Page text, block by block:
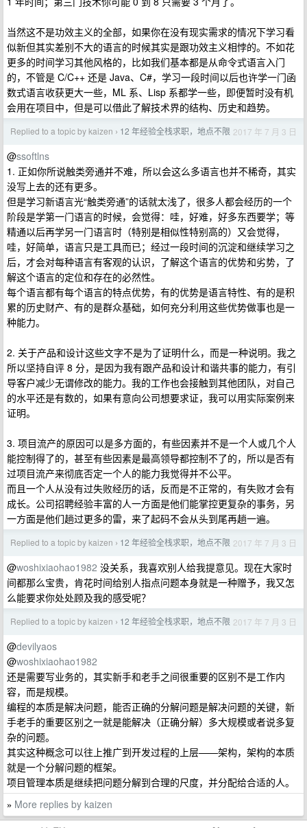
当然这不是功效主义的全部，如果你在没有现实需求的情况下学习看
似新但其实差别不大的语言的时候其实是跟功效主义相悖的。不如花
更多的时间学习其他风格的，比如我们基本都是从命令式语言入门
的，不管是 C/C++ 还是 Java、C#，学习一段时间以后也许学一门函
数式语言收获更大一些，ML 系、Lisp 系都学一些，即便暂时没有机
会用在项目中，但是可以借此了解技术界的结构、历史和趋势。
Replied to a topic by kaizen › 12 年经验全栈求职，地点不限 2017 年 7 月 3 日
@ssoftlns
1. 正如你所说触类旁通并不难，所以会这么多语言也并不稀奇，其实
没写上去的还有更多。
但是学习新语言光“触类旁通”的话就太浅了，很多人都会经历的一个
阶段是学第一门语言的时候，会觉得：哇，好难，好多东西要学；等
精通以后再学另一门语言时（特别是相似性特别高的）又会觉得，
哇，好简单，语言只是工具而已；经过一段时间的沉淀和继续学习之
后，才会对每种语言有客观的认识，了解这个语言的优势和劣势，了
解这个语言的定位和存在的必然性。
每个语言都有每个语言的特点优势，有的优势是语言特性、有的是积
累的历史财产、有的是群众基础，如何充分利用这些优势做事也是一
种能力。
2. 关于产品和设计这些文字不是为了证明什么，而是一种说明。我之
所以坚持自评 8 分，是因为我有跟产品和设计和谐共事的能力，有引
导客户减少无谓修改的能力。我的工作也会接触到其他团队，对自己
的水平还是有数的，如果有意向公司想要求证，我可以用实际案例来
证明。
3. 项目流产的原因可以是多方面的，有些因素并不是一个人或几个人
能控制得了的，甚至有些因素是最高领导都控制不了的，所以是否有
过项目流产来彻底否定一个人的能力我觉得并不公平。
而且一个人从没有过失败经历的话，反而是不正常的，有失败才会有
成长。公司招聘经验丰富的人一方面是他们能掌控更复杂的事务，另
一方面是他们趟过更多的雷，来了起码不会从头到尾再趟一遍。
Replied to a topic by kaizen › 12 年经验全栈求职，地点不限 2017 年 7 月 3 日
@woshixiaohao1982 没关系，我喜欢别人给我提意见。现在大家时
间都那么宝贵，肯花时间给别人指点问题本身就是一种赠予，我又怎
么能要求你处处顾及我的感受呢？
Replied to a topic by kaizen › 12 年经验全栈求职，地点不限 2017 年 7 月 3 日
@devilyaos
@woshixiaohao1982
还是需要写业务的，其实新手和老手之间很重要的区别不是工作内
容，而是规模。
编程的本质是解决问题，能否正确的分解问题是解决问题的关键，新
手老手的重要区别之一就是能解决（正确分解）多大规模或者说多复
杂的问题。
其实这种概念可以往上推广到开发过程的上层——架构，架构的本质
就是一个分解问题的框架。
项目管理本质是继续把问题分解到合理的尺度，并分配给合适的人。
» More replies by kaizen